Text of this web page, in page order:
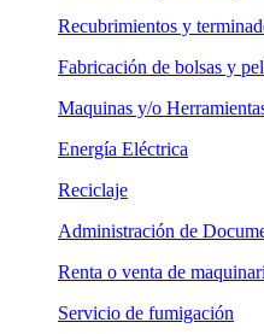
Recubrimientos y
Fabricación de bolsas y
Maquinas y/o
Energía Eléctrica
Reciclaje
Administración de
Renta o venta de
Servicio de fumigación